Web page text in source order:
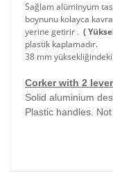
Sağlam alüminyum
boynunu kolayca
yerine getirir . (
plastik kaplamadır.
38 mm
Corker with 2
Solid aluminium
Plastic handles.